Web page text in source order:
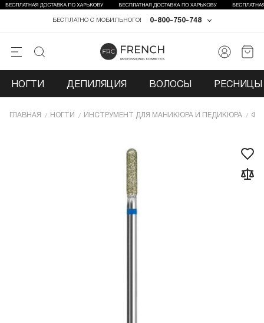
0-800-750-748
БЕСПЛАТНО С МОБИЛЬНОГО!
НОГТИ ДЕПИЛЯЦИЯ ВОЛОСЫ РЕСНИЦЫ
ГЛАВНАЯ НОГТИ ИНCТРУМЕНТ ДЛЯ МАНИКЮРА И ПЕДИКЮРА